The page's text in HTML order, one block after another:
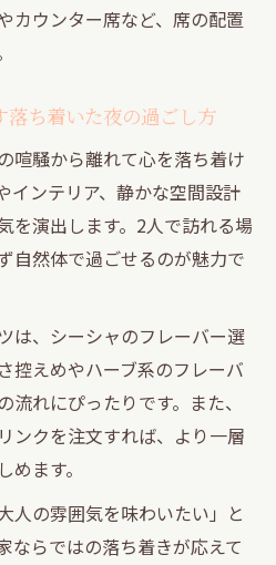
カウンター席など、席の配置
落ち着いた夜の過ごし方
喧騒から離れて心を落ち着け
インテリア、静かな空間設計
を演出します。2人で訪れる場
自然体で過ごせるのが魅力で
は、シーシャのフレーバー選
控えめやハーブ系のフレーバ
れにぴったりです。また、
ンクを注文すれば、より一層
ます。
人の雰囲気を味わいたい」と
ならではの落ち着きが応えて